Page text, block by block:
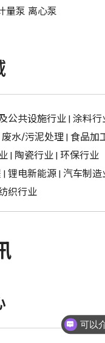
量泵 离心泵
公共设施行业| 涂料行
废水/污泥处理| 食品加
| 陶瓷行业| 环保行业
| 锂电新能源| 汽车制造
织行业
你